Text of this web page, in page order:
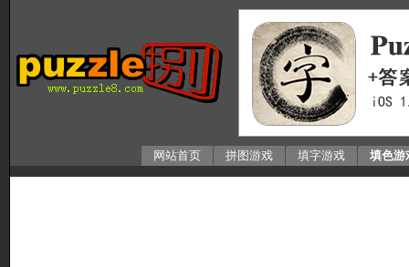
网站首页 拼图游戏 填字游戏 填色游